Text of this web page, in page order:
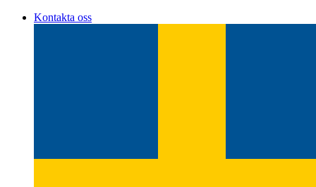
Kontakta oss